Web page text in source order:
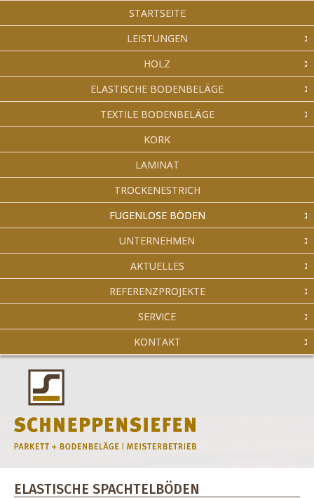
STARTSEITE
LEISTUNGEN
HOLZ
ELASTISCHE BODENBELÄGE
TEXTILE BODENBELÄGE
KORK
LAMINAT
TROCKENESTRICH
FUGENLOSE BÖDEN
UNTERNEHMEN
AKTUELLES
REFERENZPROJEKTE
SERVICE
KONTAKT
ELASTISCHE SPACHTELBÖDEN